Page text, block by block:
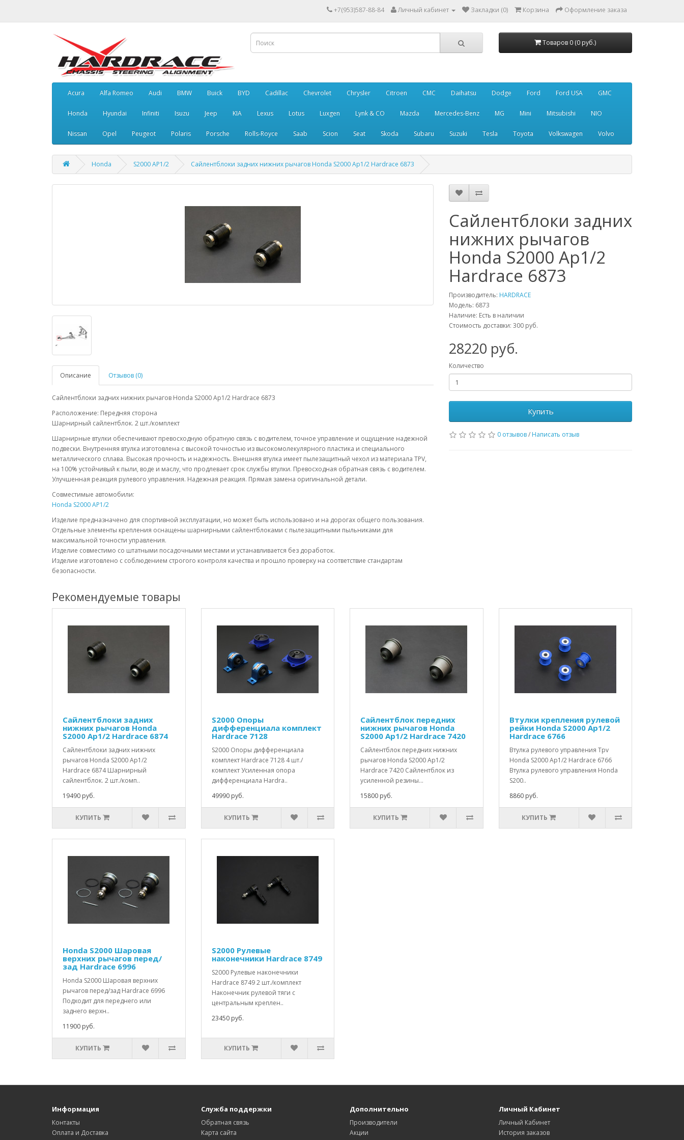
+7(953)587-88-84 Личный кабинет Закладки (0) Корзина Оформление заказа
Товаров 0 (0 руб.)
Acura Alfa Romeo Audi BMW Buick BYD Cadillac Chevrolet Chrysler Citroen CMC Daihatsu Dodge Ford Ford USA GMC
Honda Hyundai Infiniti Isuzu Jeep KIA Lexus Lotus Luxgen Lynk & CO Mazda Mercedes-Benz MG Mini Mitsubishi NIO
Nissan Opel Peugeot Polaris Porsche Rolls-Royce Saab Scion Seat Skoda Subaru Suzuki Tesla Toyota Volkswagen Volvo
Honda S2000 AP1/2 Сайлентблоки задних нижних рычагов Honda S2000 Ap1/2 Hardrace 6873
Описание Отзывов (0)
Сайлентблоки задних нижних рычагов Honda S2000 Ap1/2 Hardrace 6873
Расположение: Передняя сторона
Шарнирный сайлентблок. 2 шт./комплект
Шарнирные втулки обеспечивают превосходную обратную связь с водителем, точное управление и ощущение надежной
подвески. Внутренняя втулка изготовлена с высокой точностью из высокомолекулярного пластика и специального
металлического сплава. Высокая прочность и надежность. Внешняя втулка имеет пылезащитный чехол из материала TPV,
на 100% устойчивый к пыли, воде и маслу, что продлевает срок службы втулки. Превосходная обратная связь с водителем.
Улучшенная реакция рулевого управления. Надежная реакция. Прямая замена оригинальной детали.
Совместимые автомобили:
Honda S2000 AP1/2
Изделие предназначено для спортивной эксплуатации, но может быть использовано и на дорогах общего пользования.
Отдельные элементы крепления оснащены шарнирными сайлентблоками с пылезащитными пыльниками для
максимальной точности управления.
Изделие совместимо со штатными посадочными местами и устанавливается без доработок.
Изделие изготовлено с соблюдением строгого контроля качества и прошло проверку на соответствие стандартам
безопасности.
Сайлентблоки задних
нижних рычагов
Honda S2000 Ap1/2
Hardrace 6873
Производитель: HARDRACE
Модель: 6873
Наличие: Есть в наличии
Стоимость доставки: 300 руб.
28220 руб.
Количество
Купить
0 отзывов/ Написать отзыв
Рекомендуемые товары
Сайлентблоки задних
нижних рычагов Honda
S2000 Ap1/2 Hardrace 6874
Сайлентблоки задних нижних
рычагов Honda S2000 Ap1/2
Hardrace 6874 Шарнирный
сайлентблок. 2 шт./комп..
19490 руб.
КУПИТЬ
S2000 Опоры
дифференциала комплект
Hardrace 7128
S2000 Опоры дифференциала
комплект Hardrace 7128 4 шт./
комплект Усиленная опора
дифференциала Hardra..
49990 руб.
КУПИТЬ
Сайлентблок передних
нижних рычагов Honda
S2000 Ap1/2 Hardrace 7420
Сайлентблок передних нижних
рычагов Honda S2000 Ap1/2
Hardrace 7420 Сайлентблок из
усиленной резины...
15800 руб.
КУПИТЬ
Втулки крепления рулевой
рейки Honda S2000 Ap1/2
Hardrace 6766
Втулка рулевого управления Tpv
Honda S2000 Ap1/2 Hardrace 6766
Втулка рулевого управления Honda
S200..
8860 руб.
КУПИТЬ
Honda S2000 Шаровая
верхних рычагов перед/
зад Hardrace 6996
Honda S2000 Шаровая верхних
рычагов перед/зад Hardrace 6996
Подходит для переднего или
заднего верхн..
11900 руб.
КУПИТЬ
S2000 Рулевые
наконечники Hardrace 8749
S2000 Рулевые наконечники
Hardrace 8749 2 шт./комплект
Наконечник рулевой тяги с
центральным креплен..
23450 руб.
КУПИТЬ
Информация
Контакты
Оплата и Доставка
Служба поддержки
Обратная связь
Карта сайта
Дополнительно
Производители
Акции
Личный Кабинет
Личный Кабинет
История заказов